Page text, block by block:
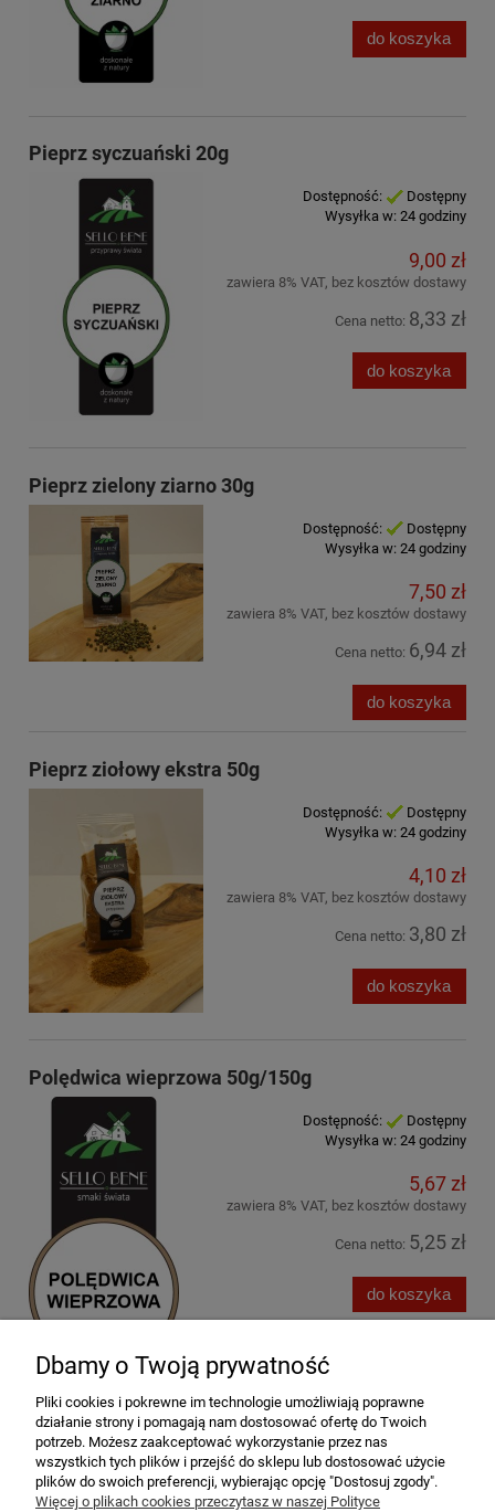
do koszyka
Pieprz syczuański 20g
Dostępność:
Dostępny
Wysyłka w: 24 godziny
9,00 zł
zawiera 8% VAT, bez kosztów dostawy
Cena netto: 8,33 zł
do koszyka
Pieprz zielony ziarno 30g
Dostępność:
Dostępny
Wysyłka w: 24 godziny
7,50 zł
zawiera 8% VAT, bez kosztów dostawy
Cena netto: 6,94 zł
do koszyka
Pieprz ziołowy ekstra 50g
Dostępność:
Dostępny
Wysyłka w: 24 godziny
4,10 zł
zawiera 8% VAT, bez kosztów dostawy
Cena netto: 3,80 zł
do koszyka
Polędwica wieprzowa 50g/150g
Dostępność:
Dostępny
Wysyłka w: 24 godziny
5,67 zł
zawiera 8% VAT, bez kosztów dostawy
Cena netto: 5,25 zł
do koszyka
« 1 ... 3 4 5 6 7 ... 9 »
Dbamy o Twoją prywatność
Pliki cookies i pokrewne im technologie umożliwiają poprawne
działanie strony i pomagają nam dostosować ofertę do Twoich
potrzeb. Możesz zaakceptować wykorzystanie przez nas
wszystkich tych plików i przejść do sklepu lub dostosować użycie
plików do swoich preferencji, wybierając opcję "Dostosuj zgody".
Więcej o plikach cookies przeczytasz w naszej Polityce